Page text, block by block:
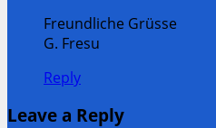
Freundliche Grüsse
G. Fresu
Reply
Leave a Reply